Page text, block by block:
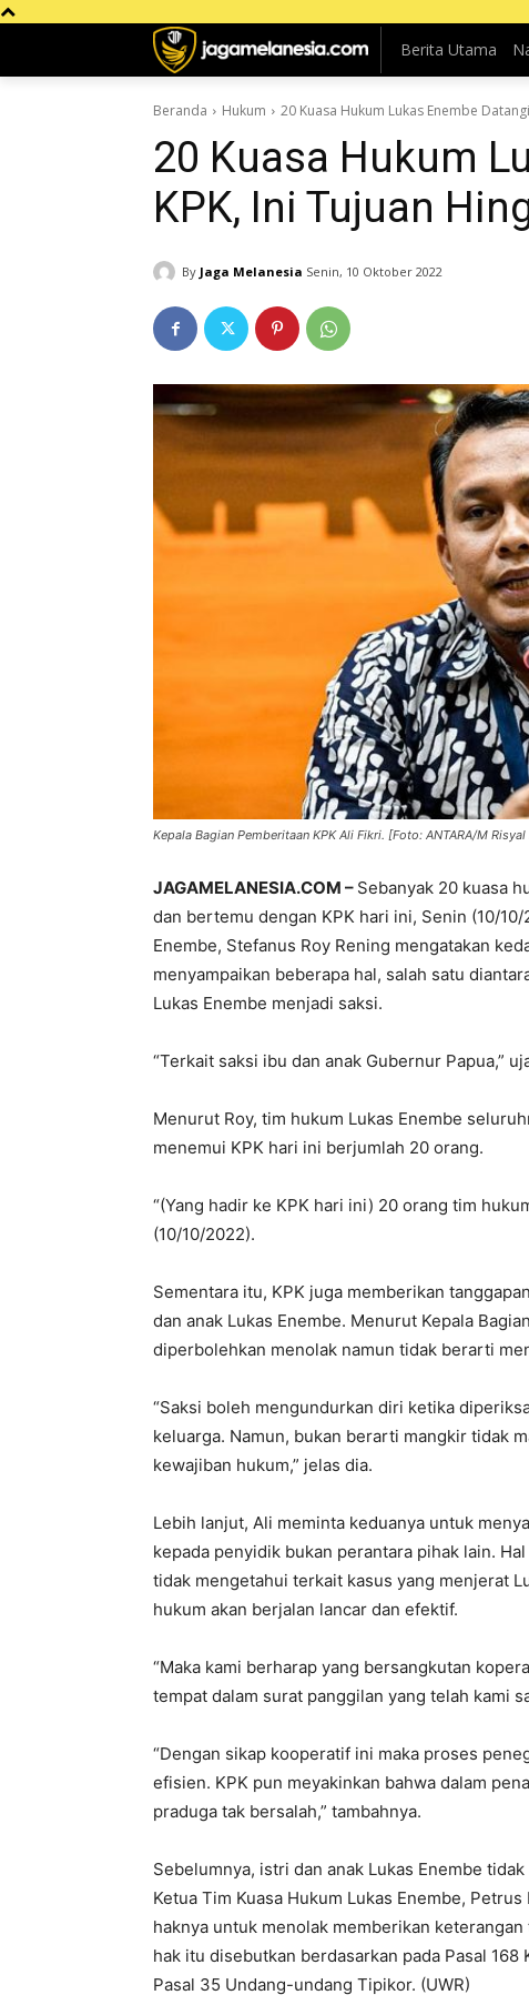
Berita Utama
Beranda Hukum 20 Kuasa Hukum Lukas Enembe
20 Kuasa Hukum
KPK, Ini Tujuan
By Jaga Melanesia Senin, 10 Oktober 2022
Kepala Bagian Pemberitaan KPK Ali Fikri. [Foto: ANTARA/M
JAGAMELANESIA.COM – Sebanyak 20 kuasa
dan bertemu dengan KPK hari ini, Senin (10/
Enembe, Stefanus Roy Rening mengatakan
menyampaikan beberapa hal, salah satu
Lukas Enembe menjadi saksi.
“Terkait saksi ibu dan anak Gubernur Papua,”
Menurut Roy, tim hukum Lukas Enembe
menemui KPK hari ini berjumlah 20 orang.
“(Yang hadir ke KPK hari ini) 20 orang tim
(10/10/2022).
Sementara itu, KPK juga memberikan
dan anak Lukas Enembe. Menurut Kepala
diperbolehkan menolak namun tidak berarti
“Saksi boleh mengundurkan diri ketika
keluarga. Namun, bukan berarti mangkir tidak
kewajiban hukum,” jelas dia.
Lebih lanjut, Ali meminta keduanya untuk
kepada penyidik bukan perantara pihak lain.
tidak mengetahui terkait kasus yang menjerat
hukum akan berjalan lancar dan efektif.
“Maka kami berharap yang bersangkutan
tempat dalam surat panggilan yang telah kami
“Dengan sikap kooperatif ini maka proses
efisien. KPK pun meyakinkan bahwa dalam
praduga tak bersalah,” tambahnya.
Sebelumnya, istri dan anak Lukas Enembe
Ketua Tim Kuasa Hukum Lukas Enembe,
haknya untuk menolak memberikan
hak itu disebutkan berdasarkan pada Pasal
Pasal 35 Undang-undang Tipikor. (UWR)